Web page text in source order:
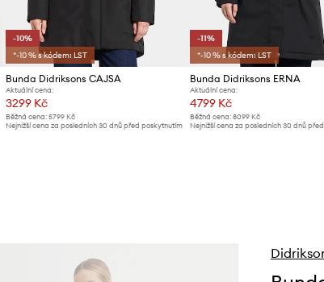
-10%
*-10 % s kódem: LST
Bunda Didriksons CAJSA
Aktuální cena:
3299 Kč
Běžná cena: 5799 Kč
Nejnižší cena za posledních 30 dnů před poskytnutím
-11%
*-10 % s kódem: LST
Bunda Didriksons ERNA
Aktuální cena:
4799 Kč
Běžná cena: 8099 Kč
Nejnižší cena za posledních 30 dnů